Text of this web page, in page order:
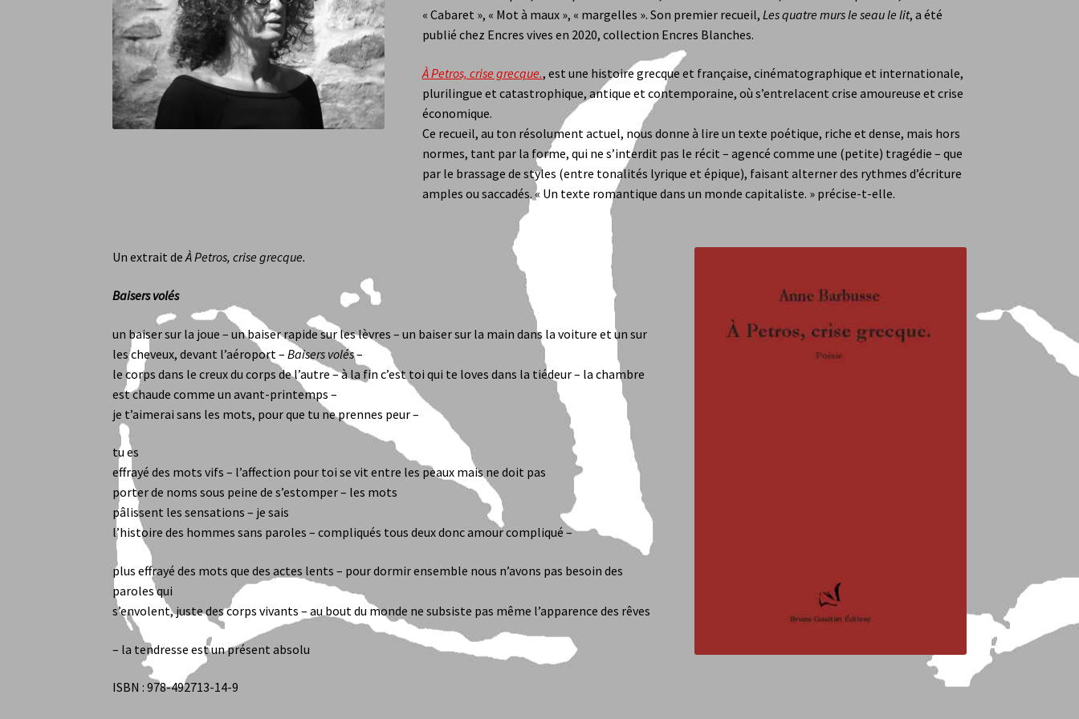
Marcel Dupertuis Adelson ÉliasAdèle NègreSara Oudin Isabelle Sancy Les mots de l’éditeur
Mentions LégalesBoutiquePage d’accueil
« Cabaret », « Mot à maux », « margelles ». Son premier recueil, Les quatre murs le seau le lit, a été
publié chez Encres vives en 2020, collection Encres Blanches.
À Petros, crise grecque., est une histoire grecque et française, cinématographique et internationale,
plurilingue et catastrophique, antique et contemporaine, où s’entrelacent crise amoureuse et crise
économique.
Ce recueil, au ton résolument actuel, nous donne à lire un texte poétique, riche et dense, mais hors
normes, tant par la forme, qui ne s’interdit pas le récit – agencé comme une (petite) tragédie – que
par le brassage de styles (entre tonalités lyrique et épique), faisant alterner des rythmes d’écriture
amples ou saccadés. « Un texte romantique dans un monde capitaliste. » précise-t-elle.
Un extrait deÀ Petros, crise grecque.
Baisers volés
un baiser sur la joue – un baiser rapide sur les lèvres – un baiser sur la main dans la voiture et un sur
les cheveux, devant l’aéroport –Baisers volés–
le corps dans le creux du corps de l’autre – à la fin c’est toi qui te loves dans la tiédeur – la chambre
est chaude comme un avant-printemps –
je t’aimerai sans les mots, pour que tu ne prennes peur –
tu es
effrayé des mots vifs – l’affection pour toi se vit entre les peaux mais ne doit pas
porter de noms sous peine de s’estomper – les mots
pâlissent les sensations – je sais
l’histoire des hommes sans paroles – compliqués tous deux donc amour compliqué –
plus effrayé des mots que des actes lents – pour dormir ensemble nous n’avons pas besoin des
paroles qui
s’envolent, juste des corps vivants – au bout du monde ne subsiste pas même l’apparence des rêves
– la tendresse est un présent absolu
ISBN : 978-492713-14-9